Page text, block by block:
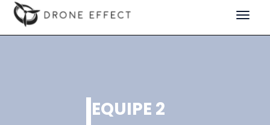
Toggle
EQUIPE 2